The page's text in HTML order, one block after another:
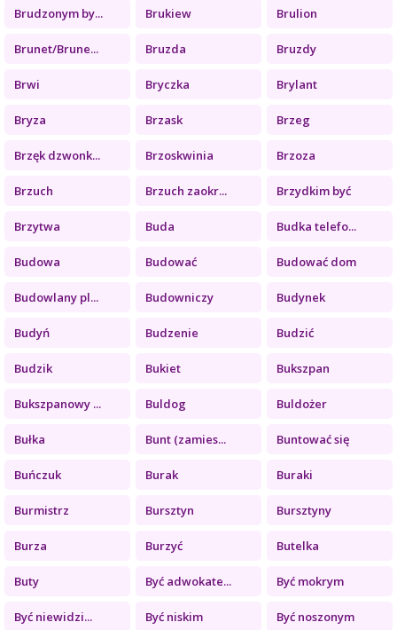
Brudzonym by... Brukiew Brulion
Brunet/Brune... Bruzda Bruzdy
Brwi Bryczka Brylant
Bryza Brzask Brzeg
Brzęk dzwonk... Brzoskwinia Brzoza
Brzuch Brzuch zaokr... Brzydkim być
Brzytwa Buda Budka telefo...
Budowa Budować Budować dom
Budowlany pl... Budowniczy Budynek
Budyń Budzenie Budzić
Budzik Bukiet Bukszpan
Bukszpanowy ... Buldog Buldożer
Bułka Bunt (zamies... Buntować się
Buńczuk Burak Buraki
Burmistrz Bursztyn Bursztyny
Burza Burzyć Butelka
Buty Być adwokate... Być mokrym
Być niewidzi... Być niskim Być noszonym